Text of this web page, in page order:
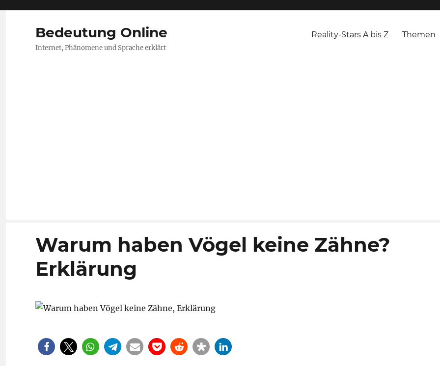
Bedeutung Online
Internet, Phänomene und Sprache erklärt
Reality-Stars A bis Z Themen
Warum haben Vögel keine Zähne?
Erklärung